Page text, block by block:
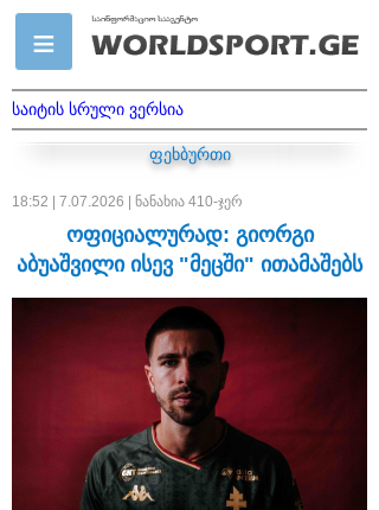
საიტის სრული ვერსია
ფეხბურთი
18:52 | 7.07.2026 | ნანახია 410-ჯერ
ოფიციალურად: გიორგი
აბუაშვილი ისევ "მეცში" ითამაშებს